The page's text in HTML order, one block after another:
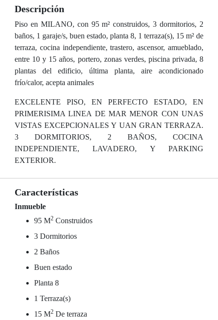
Descripción
Piso en MILANO, con 95 m² construidos, 3 dormitorios, 2
baños, 1 garaje/s, buen estado, planta 8, 1 terraza(s), 15 m² de
terraza, cocina independiente, trastero, ascensor, amueblado,
entre 10 y 15 años, portero, zonas verdes, piscina privada, 8
plantas del edificio, última planta, aire acondicionado
frío/calor, acepta animales
EXCELENTE PISO, EN PERFECTO ESTADO, EN
PRIMERISIMA LINEA DE MAR MENOR CON UNAS
VISTAS EXCEPCIONALES Y UAN GRAN TERRAZA.
3 DORMITORIOS, 2 BAÑOS, COCINA
INDEPENDIENTE, LAVADERO, Y PARKING
EXTERIOR.
Características
Inmueble
95 M2 Construidos
3 Dormitorios
2 Baños
Buen estado
Planta 8
1 Terraza(s)
15 M2 De terraza